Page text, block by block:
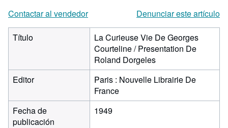
Contactar al vendedor
Denunciar este artículo
Título
La Curieuse Vie De Georges
Courteline / Presentation De
Roland Dorgeles
Editor
Paris : Nouvelle Librairie De
France
Fecha de
publicación
1949